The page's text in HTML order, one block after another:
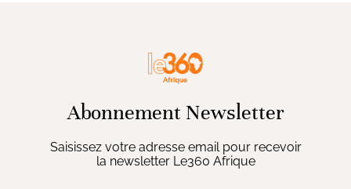
Abonnement Newsletter
Saisissez votre adresse email pour recevoir
la newsletter Le360 Afrique